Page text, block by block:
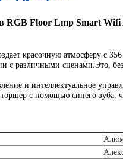
RGB Floor Lmp Smart
красочную атмосферу с
с различными сценами.Это,
и интеллектуальное
с помощью синего зуба,